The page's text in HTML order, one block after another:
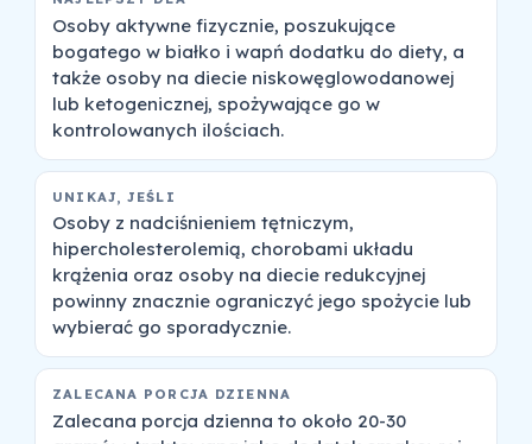
Osoby aktywne fizycznie, poszukujące
bogatego w białko i wapń dodatku do diety, a
także osoby na diecie niskowęglowodanowej
lub ketogenicznej, spożywające go w
kontrolowanych ilościach.
UNIKAJ, JEŚLI
Osoby z nadciśnieniem tętniczym,
hipercholesterolemią, chorobami układu
krążenia oraz osoby na diecie redukcyjnej
powinny znacznie ograniczyć jego spożycie lub
wybierać go sporadycznie.
ZALECANA PORCJA DZIENNA
Zalecana porcja dzienna to około 20-30